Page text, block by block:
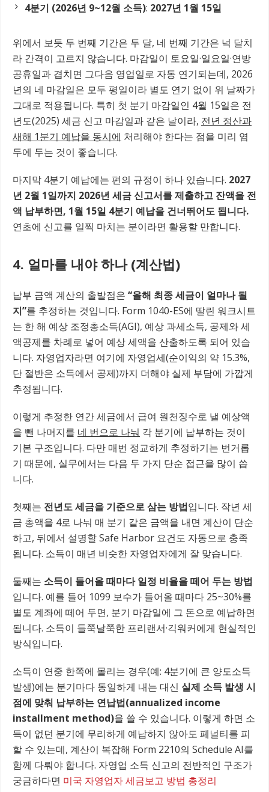
4분기 (2026년 9~12월 소득): 2027년 1월 15일
위에서 보듯 두 번째 기간은 두 달, 네 번째 기간은 넉 달치
라 간격이 고르지 않습니다. 마감일이 토요일·일요일·연방
공휴일과 겹치면 그다음 영업일로 자동 연기되는데, 2026
년의 네 마감일은 모두 평일이라 별도 연기 없이 위 날짜가
그대로 적용됩니다. 특히 첫 분기 마감일인 4월 15일은 전
년도(2025) 세금 신고 마감일과 같은 날이라, 전년 정산과
새해 1분기 예납을 동시에 처리해야 한다는 점을 미리 염
두에 두는 것이 좋습니다.
마지막 4분기 예납에는 편의 규정이 하나 있습니다. 2027
년 2월 1일까지 2026년 세금 신고서를 제출하고 잔액을 전
액 납부하면, 1월 15일 4분기 예납을 건너뛰어도 됩니다.
연초에 신고를 일찍 마치는 분이라면 활용할 만합니다.
4. 얼마를 내야 하나 (계산법)
납부 금액 계산의 출발점은 “올해 최종 세금이 얼마나 될
지”를 추정하는 것입니다. Form 1040-ES에 딸린 워크시트
는 한 해 예상 조정총소득(AGI), 예상 과세소득, 공제와 세
액공제를 차례로 넣어 예상 세액을 산출하도록 되어 있습
니다. 자영업자라면 여기에 자영업세(순이익의 약 15.3%,
단 절반은 소득에서 공제)까지 더해야 실제 부담에 가깝게
추정됩니다.
이렇게 추정한 연간 세금에서 급여 원천징수로 낼 예상액
을 뺀 나머지를 네 번으로 나눠 각 분기에 납부하는 것이
기본 구조입니다. 다만 매번 정교하게 추정하기는 번거롭
기 때문에, 실무에서는 다음 두 가지 단순 접근을 많이 씁
니다.
첫째는 전년도 세금을 기준으로 삼는 방법입니다. 작년 세
금 총액을 4로 나눠 매 분기 같은 금액을 내면 계산이 단순
하고, 뒤에서 설명할 Safe Harbor 요건도 자동으로 충족
됩니다. 소득이 매년 비슷한 자영업자에게 잘 맞습니다.
둘째는 소득이 들어올 때마다 일정 비율을 떼어 두는 방법
입니다. 예를 들어 1099 보수가 들어올 때마다 25~30%를
별도 계좌에 떼어 두면, 분기 마감일에 그 돈으로 예납하면
됩니다. 소득이 들쭉날쭉한 프리랜서·긱워커에게 현실적인
방식입니다.
소득이 연중 한쪽에 몰리는 경우(예: 4분기에 큰 양도소득
발생)에는 분기마다 동일하게 내는 대신 실제 소득 발생 시
점에 맞춰 납부하는 연납법(annualized income
installment method)을 쓸 수 있습니다. 이렇게 하면 소
득이 없던 분기에 무리하게 예납하지 않아도 페널티를 피
할 수 있는데, 계산이 복잡해 Form 2210의 Schedule AI를
함께 다뤄야 합니다. 자영업 소득 신고의 전반적인 구조가
궁금하다면 미국 자영업자 세금보고 방법 총정리